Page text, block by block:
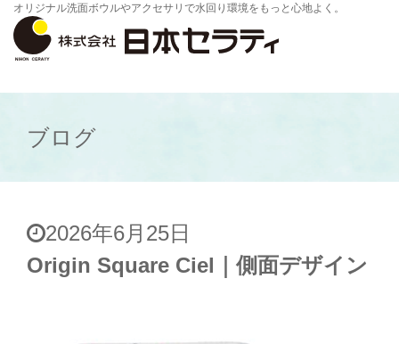
オリジナル洗面ボウルやアクセサリで水回り環境をもっと心地よく。
ブログ
2026年6月25日
Origin Square Ciel｜側面デザイン